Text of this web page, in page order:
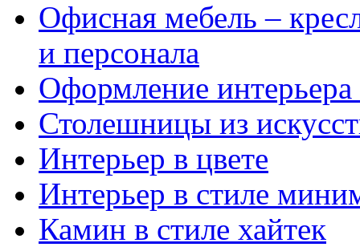
Офисная мебель –
и персонала
Оформление интерьера
Столешницы из
Интерьер в цвете
Интерьер в стиле
Камин в стиле хайтек